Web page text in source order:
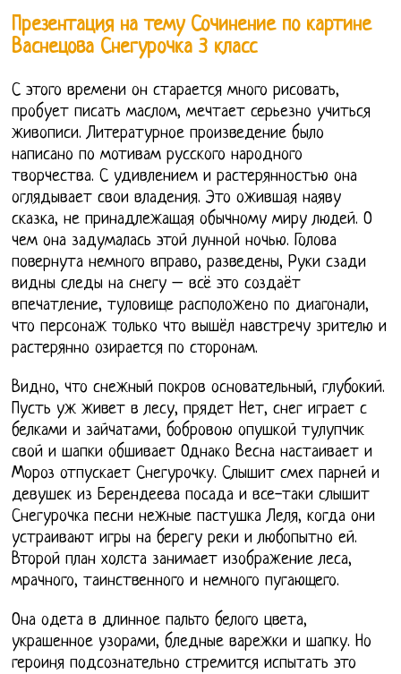
Презентация на тему Сочинение по картине
Васнецова Снегурочка 3 класс
С этого времени он старается много рисовать,
пробует писать маслом, мечтает серьезно учиться
живописи. Литературное произведение было
написано по мотивам русского народного
творчества. С удивлением и растерянностью она
оглядывает свои владения. Это ожившая наяву
сказка, не принадлежащая обычному миру людей. О
чем она задумалась этой лунной ночью. Голова
повернута немного вправо, разведены, Руки сзади
видны следы на снегу – всё это создаёт
впечатление, туловище расположено по диагонали,
что персонаж только что вышёл навстречу зрителю и
растерянно озирается по сторонам.
Видно, что снежный покров основательный, глубокий.
Пусть уж живет в лесу, прядет Нет, снег играет с
белками и зайчатами, бобровою опушкой тулупчик
свой и шапки обшивает Однако Весна настаивает и
Мороз отпускает Снегурочку. Слышит смех парней и
девушек из Берендеева посада и все-таки слышит
Снегурочка песни нежные пастушка Леля, когда они
устраивают игры на берегу реки и любопытно ей.
Второй план холста занимает изображение леса,
мрачного, таинственного и немного пугающего.
Она одета в длинное пальто белого цвета,
украшенное узорами, бледные варежки и шапку. Но
героиня подсознательно стремится испытать это